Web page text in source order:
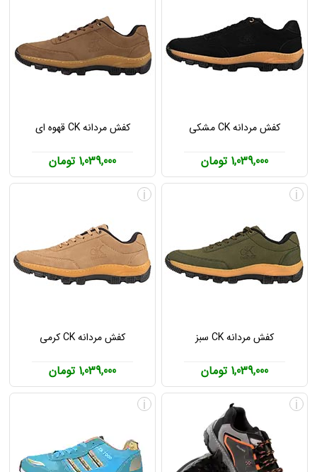
کفش مردانه CK مشکی
1,039,000 تومان
کفش مردانه CK قهوه ای
1,039,000 تومان
کفش مردانه CK سبز
1,039,000 تومان
i
کفش مردانه CK کرمی
1,039,000 تومان
i
i
i